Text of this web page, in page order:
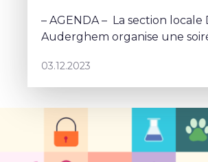
– AGENDA – La section locale
Auderghem organise une
03.12.2023